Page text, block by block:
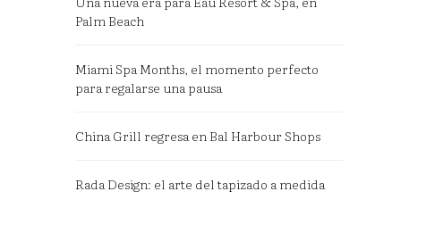
Palm Beach
Miami Spa Months, el momento perfecto
para regalarse una pausa
China Grill regresa en Bal Harbour Shops
Rada Design: el arte del tapizado a medida